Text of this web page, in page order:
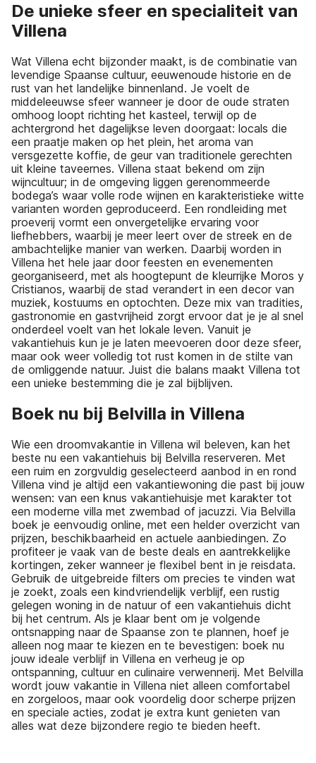
De unieke sfeer en specialiteit van
Villena
Wat Villena echt bijzonder maakt, is de combinatie van
levendige Spaanse cultuur, eeuwenoude historie en de
rust van het landelijke binnenland. Je voelt de
middeleeuwse sfeer wanneer je door de oude straten
omhoog loopt richting het kasteel, terwijl op de
achtergrond het dagelijkse leven doorgaat: locals die
een praatje maken op het plein, het aroma van
versgezette koffie, de geur van traditionele gerechten
uit kleine taveernes. Villena staat bekend om zijn
wijncultuur; in de omgeving liggen gerenommeerde
bodega’s waar volle rode wijnen en karakteristieke witte
varianten worden geproduceerd. Een rondleiding met
proeverij vormt een onvergetelijke ervaring voor
liefhebbers, waarbij je meer leert over de streek en de
ambachtelijke manier van werken. Daarbij worden in
Villena het hele jaar door feesten en evenementen
georganiseerd, met als hoogtepunt de kleurrijke Moros y
Cristianos, waarbij de stad verandert in een decor van
muziek, kostuums en optochten. Deze mix van tradities,
gastronomie en gastvrijheid zorgt ervoor dat je je al snel
onderdeel voelt van het lokale leven. Vanuit je
vakantiehuis kun je je laten meevoeren door deze sfeer,
maar ook weer volledig tot rust komen in de stilte van
de omliggende natuur. Juist die balans maakt Villena tot
een unieke bestemming die je zal bijblijven.
Boek nu bij Belvilla in Villena
Wie een droomvakantie in Villena wil beleven, kan het
beste nu een vakantiehuis bij Belvilla reserveren. Met
een ruim en zorgvuldig geselecteerd aanbod in en rond
Villena vind je altijd een vakantiewoning die past bij jouw
wensen: van een knus vakantiehuisje met karakter tot
een moderne villa met zwembad of jacuzzi. Via Belvilla
boek je eenvoudig online, met een helder overzicht van
prijzen, beschikbaarheid en actuele aanbiedingen. Zo
profiteer je vaak van de beste deals en aantrekkelijke
kortingen, zeker wanneer je flexibel bent in je reisdata.
Gebruik de uitgebreide filters om precies te vinden wat
je zoekt, zoals een kindvriendelijk verblijf, een rustig
gelegen woning in de natuur of een vakantiehuis dicht
bij het centrum. Als je klaar bent om je volgende
ontsnapping naar de Spaanse zon te plannen, hoef je
alleen nog maar te kiezen en te bevestigen: boek nu
jouw ideale verblijf in Villena en verheug je op
ontspanning, cultuur en culinaire verwennerij. Met Belvilla
wordt jouw vakantie in Villena niet alleen comfortabel
en zorgeloos, maar ook voordelig door scherpe prijzen
en speciale acties, zodat je extra kunt genieten van
alles wat deze bijzondere regio te bieden heeft.